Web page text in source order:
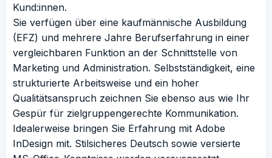
Kund:innen.
Sie verfügen über eine kaufmännische Ausbildung
(EFZ) und mehrere Jahre Berufserfahrung in einer
vergleichbaren Funktion an der Schnittstelle von
Marketing und Administration. Selbstständigkeit, eine
strukturierte Arbeitsweise und ein hoher
Qualitätsanspruch zeichnen Sie ebenso aus wie Ihr
Gespür für zielgruppengerechte Kommunikation.
Idealerweise bringen Sie Erfahrung mit Adobe
InDesign mit. Stilsicheres Deutsch sowie versierte